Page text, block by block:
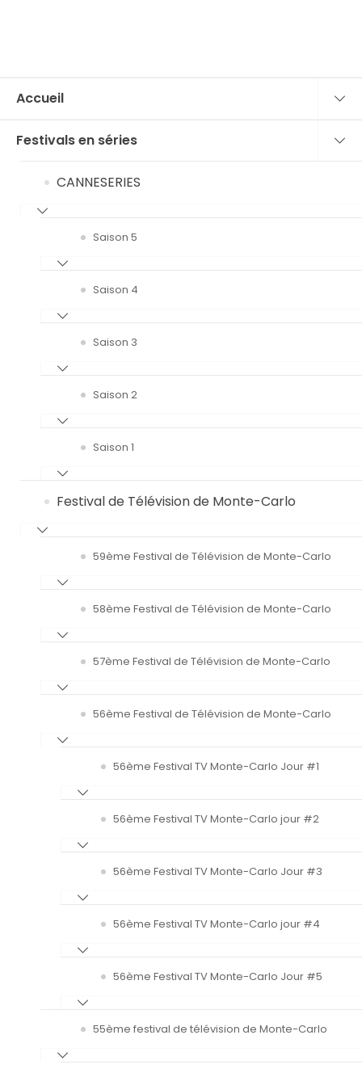
Accueil
Festivals en séries
CANNESERIES
Saison 5
Saison 4
Saison 3
Saison 2
Saison 1
Festival de Télévision de Monte-Carlo
59ème Festival de Télévision de Monte-Carlo
58ème Festival de Télévision de Monte-Carlo
57ème Festival de Télévision de Monte-Carlo
56ème Festival de Télévision de Monte-Carlo
56ème Festival TV Monte-Carlo Jour #1
56ème Festival TV Monte-Carlo jour #2
56ème Festival TV Monte-Carlo Jour #3
56ème Festival TV Monte-Carlo jour #4
56ème Festival TV Monte-Carlo Jour #5
55ème festival de télévision de Monte-Carlo